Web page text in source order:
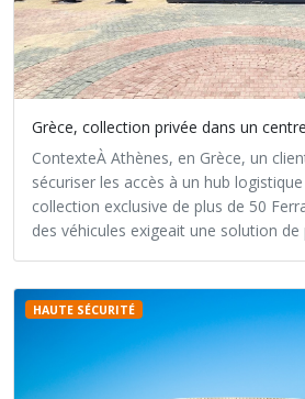
Grèce, collection privée dans un
ContexteÀ Athènes, en Grèce, un
sécuriser les accès à un hub
collection exclusive de plus de 50
des véhicules exigeait une solution de
HAUTE SÉCURITÉ